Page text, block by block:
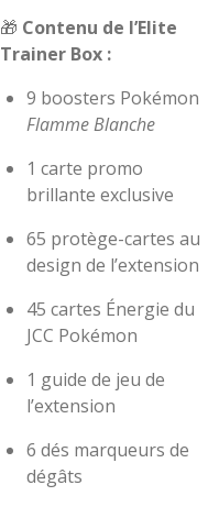
🎁 Contenu de l’Elite
Trainer Box :
9 boosters Pokémon
Flamme Blanche
1 carte promo
brillante exclusive
65 protège-cartes au
design de l’extension
45 cartes Énergie du
JCC Pokémon
1 guide de jeu de
l’extension
6 dés marqueurs de
dégâts